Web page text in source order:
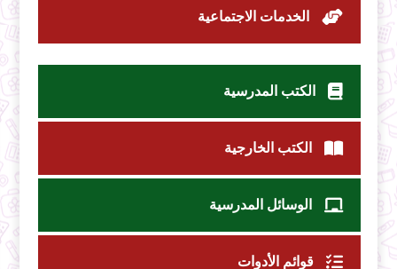
الخدمات الاجتماعية
الكتب المدرسية
الكتب الخارجية
الوسائل المدرسية
قوائم الأدوات